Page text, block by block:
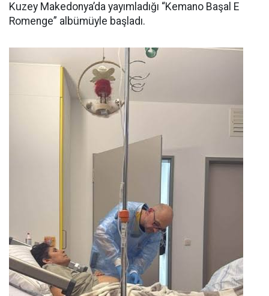
Kuzey Makedonya’da yayımladığı “Kemano Başal E
Romenge” albümüyle başladı.